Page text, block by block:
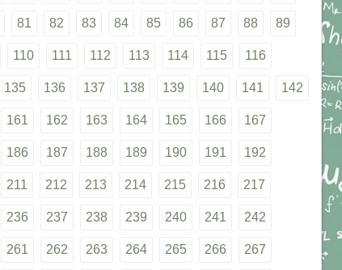
81 82 83 84 85 86 87 88 89
110 111 112 113 114 115 116
135 136 137 138 139 140 141 142
161 162 163 164 165 166 167
186 187 188 189 190 191 192
211 212 213 214 215 216 217
236 237 238 239 240 241 242
261 262 263 264 265 266 267